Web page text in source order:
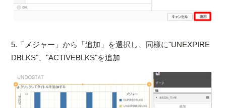
5.「メジャー」から「追加」を選択し、同様に"UNEXPIRE
DBLKS"、"ACTIVEBLKS"を追加